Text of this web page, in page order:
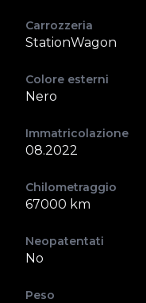
Carrozzeria
StationWagon
Colore esterni
Nero
Immatricolazione
08.2022
Chilometraggio
67000 km
Neopatentati
No
Peso